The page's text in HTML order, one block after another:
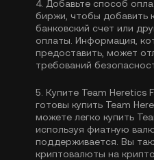
4. Добавьте способ
биржи, чтобы добавить
банковский счет или
оплаты. Информация,
предоставить, может
требований
5. Купите Team Heretics
готовы купить Team
можете легко купить
используя фиатную
поддерживается. Вы
криптовалюты на